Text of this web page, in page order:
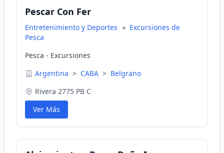
Pescar Con Fer
Entretenimiento y Deportes
Excursiones de
Pesca
Pesca - Excursiones
Argentina > CABA > Belgrano
Rivera 2775 PB C
Ver Más